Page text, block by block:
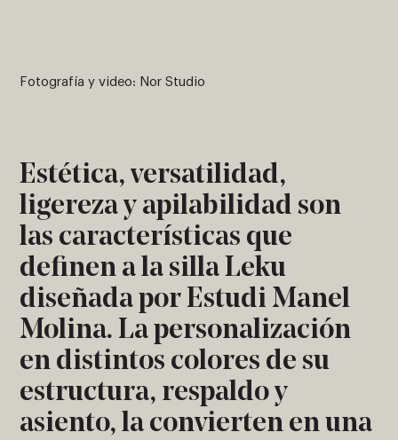
Fotografía y video: Nor Studio
Estética, versatilidad,
ligereza y apilabilidad son
las características que
definen a la silla Leku
diseñada por Estudi Manel
Molina. La personalización
en distintos colores de su
estructura, respaldo y
asiento, la convierten en una